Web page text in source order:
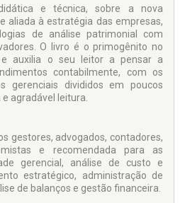
e técnica, sobre a nova
aliada à estratégia das empresas,
de análise patrimonial com
O livro é o primogênito no
auxilia o seu leitor a pensar a
contabilmente, com os
gerenciais divididos em poucos
agradável leitura.
gestores, advogados, contadores,
e recomendada para as
gerencial, análise de custo e
estratégico, administração de
de balanços e gestão financeira.